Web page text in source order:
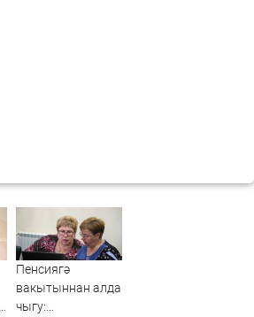
Пенсиягә
вакытыннан алда
чыгу: